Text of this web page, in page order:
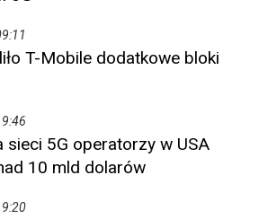
T-Mobile dodatkowe bloki
sieci 5G operatorzy w USA
10 mld dolarów